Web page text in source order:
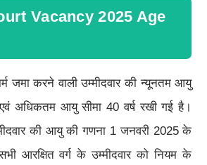
Vacancy 2025 Age
जमा करने वाली उम्मीदवार की न्यूनतम आयु
एवं अधिकतम आयु सीमा 40 वर्ष रखी गई है।
की आयु की गणना 1 जनवरी 2025 के
आरक्षित वर्ग के उम्मीदवार को नियम के